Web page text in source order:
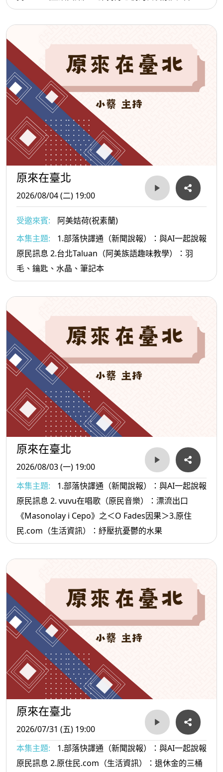
原來在臺北
2026/08/04 (二) 19:00
受邀來賓:
阿美姞荷(祝素蘭)
本集主題:
1.部落快譯通（新聞說報）：與AI一起說報
原民訊息 2.台北Taluan（阿美族語趣味教學）：羽
毛、鑰匙、水晶、筆記本
原來在臺北
2026/08/03 (一) 19:00
本集主題:
1.部落快譯通（新聞說報）：與AI一起說報
原民訊息 2. vuvu在唱歌（原民音樂）：漂流出口
《Masonolay i Cepo》之＜O Fades因果＞3.原住
民.com（生活資訊）：紓壓抗憂鬱的水果
原來在臺北
2026/07/31 (五) 19:00
本集主題:
1.部落快譯通（新聞說報）：與AI一起說報
原民訊息 2.原住民.com（生活資訊）：退休金的三桶